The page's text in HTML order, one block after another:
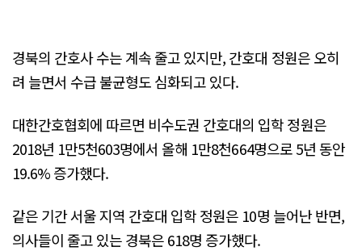
경북의 간호사 수는 계속 줄고 있지만, 간호대 정원은 오히
려 늘면서 수급 불균형도 심화되고 있다.
대한간호협회에 따르면 비수도권 간호대의 입학 정원은
2018년 1만5천603명에서 올해 1만8천664명으로 5년 동안
19.6% 증가했다.
같은 기간 서울 지역 간호대 입학 정원은 10명 늘어난 반면,
의사들이 줄고 있는 경북은 618명 증가했다.